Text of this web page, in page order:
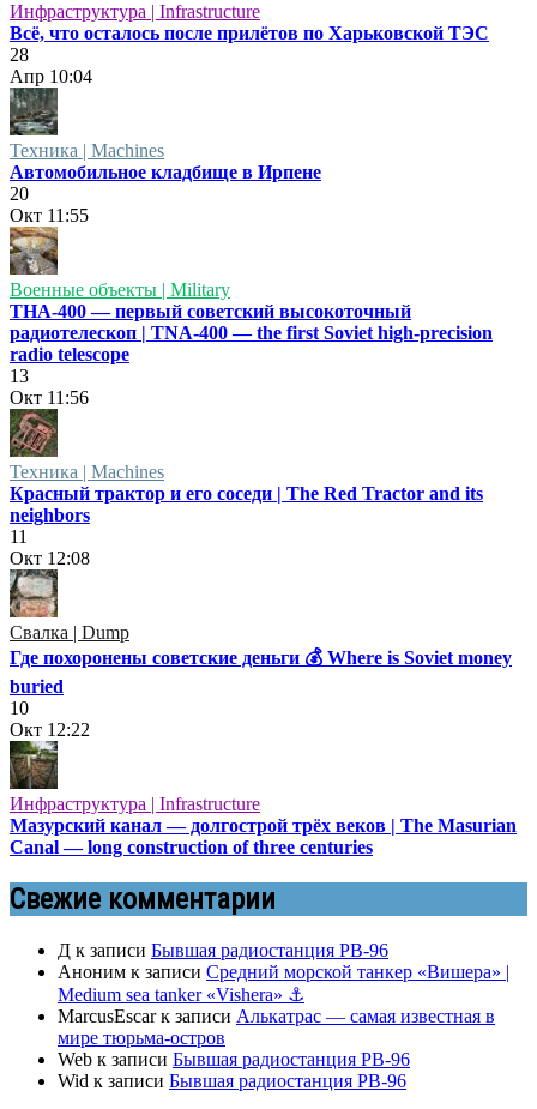
Инфраструктура | Infrastructure
Всё, что осталось после прилётов по Харьковской ТЭС
28
Апр 10:04
Техника | Machines
Автомобильное кладбище в Ирпене
20
Окт 11:55
Военные объекты | Military
ТНА-400 — первый советский высокоточный
радиотелескоп | TNA-400 — the first Soviet high-precision
radio telescope
13
Окт 11:56
Техника | Machines
Красный трактор и его соседи | The Red Tractor and its
neighbors
11
Окт 12:08
Свалка | Dump
Где похоронены советские деньги 💰 Where is Soviet money
buried
10
Окт 12:22
Инфраструктура | Infrastructure
Мазурский канал — долгострой трёх веков | The Masurian
Canal — long construction of three centuries
Свежие комментарии
Д к записи Бывшая радиостанция РВ-96
Аноним к записи Средний морской танкер «Вишера» |
Medium sea tanker «Vishera» ⚓
MarcusEscarк записи Алькатрас — самая известная в
мире тюрьма-остров
Web к записи Бывшая радиостанция РВ-96
Wid к записи Бывшая радиостанция РВ-96